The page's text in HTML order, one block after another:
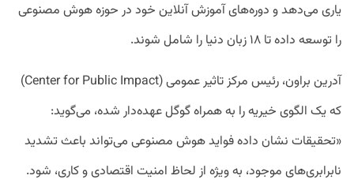
یاری می‌دهد و دوره‌های آموزش آنلاین خود در حوزه هوش مصنوعی
را توسعه داده تا ۱۸ زبان دنیا را شامل شوند.
آدرین براون، رئیس مرکز تاثیر عمومی (Center for Public Impact)
که یک الگوی خیریه را به همراه گوگل عهده‌دار شده،‌ می‌گوید:
«تحقیقات نشان داده فواید هوش مصنوعی می‌تواند باعث تشدید
نابرابری‌های موجود، به ویژه از لحاظ امنیت اقتصادی و کاری، شود.